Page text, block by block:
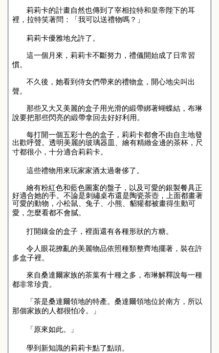
莉莉卡的計畫自然也傳到了宰相拉特和皇帝陛下的耳
裡，拉特笑著問：「我可以送禮物嗎？」
莉莉卡優雅地允許了。
這一個月來，莉莉卡不斷努力，禮儀開始成了日常習
慣。
不久後，她看到侍女們帶來的禮物盒，開心地尖叫出
聲。
那些又大又美麗的盒子用光滑的緞帶綁著蝴蝶結，布琳
說要把那些閃亮的緞帶拿回去好好利用。
每打開一個五彩十色的盒子，莉莉卡都會不由自主地發
出歡呼聲。透明美麗的玻璃器皿、繪有精緻金邊的茶杯，尺
寸都很小，十分適合莉莉卡。
這些禮物用來玩家家酒太過奢侈了。
繪有粉紅色和藍色圖案的盤子，以及可愛的銀製餐具正
好適合她的手。不論是刺繡桌布還是陶瓷茶壺，上面都畫著
可愛的動物，小松鼠、兔子、小熊、貂獾都被畫得生動可
愛，怎麼看都不會膩。
打開鑲金的盒子，裡面還有各種形狀的方糖。
令人眼花撩亂的美麗物品依照種類整齊地擺著，裝在許
多盒子裡。
來自桑達爾家族的茶葉有十種之多，布琳解釋說每一種
都非常珍貴。
「茶是桑達爾領地的特產。桑達爾領地位於南方，所以
那個家族的人都很怕冷。」
「原來如此。」
學到新知識的莉莉卡點了點頭。